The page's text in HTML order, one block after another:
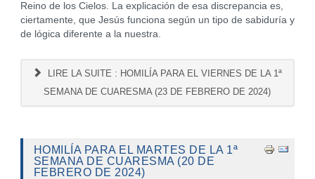
Reino de los Cielos. La explicación de esa discrepancia es,
ciertamente, que Jesús funciona según un tipo de sabiduría y
de lógica diferente a la nuestra.
LIRE LA SUITE : HOMILÍA PARA EL VIERNES DE LA 1ª
SEMANA DE CUARESMA (23 DE FEBRERO DE 2024)
HOMILÍA PARA EL MARTES DE LA 1ª
SEMANA DE CUARESMA (20 DE
FEBRERO DE 2024)